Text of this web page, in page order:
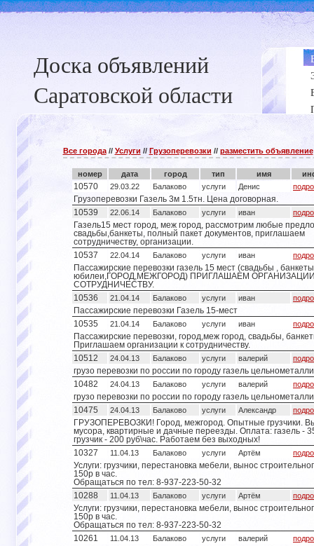
Доска объявлений
Саратовской области
Все города// Услуги // Грузоперевозки // разместить объявление
номер дата город тип имя
10570
29.03.22 Балаково услуги Денис
Грузоперевозки Газель 3м 1.5тн. Цена договорная.
10539
22.06.14 Балаково услуги иван
Газель15 мест город, меж город, рассмотрим любые
свадьбы,банкеты, полный пакет документов, приглашаем
сотрудничеству, организации.
10537
22.04.14 Балаково услуги иван
Пассажирские перевозки газель 15 мест (свадьбы ,
юбилеи,ГОРОД,МЕЖГОРОД) ПРИГЛАШАЕМ
СОТРУДНИЧЕСТВУ.
10536
21.04.14 Балаково услуги иван
Пассажирские перевозки Газель 15-мест
10535
21.04.14 Балаково услуги иван
Пассажирские перевозки, город,меж город, свадьбы,
Приглашаем организации к сотрудничеству.
10512
24.04.13 Балаково услуги валерий
грузо перевозки по россии по городу газель
10482
24.04.13 Балаково услуги валерий
грузо перевозки по россии по городу газель
10475
24.04.13 Балаково услуги Александр
ГРУЗОПЕРЕВОЗКИ! Город, межгород. Опытные грузчики.
мусора, квартирные и дачные переезды. Оплата: газель -
грузчик - 200 руб\час. Работаем без выходных!
10327
11.04.13 Балаково услуги Артём
Услуги: грузчики, перестановка мебели, вынос
150р в час.
Обращаться по тел: 8-937-223-50-32
10288
11.04.13 Балаково услуги Артём
Услуги: грузчики, перестановка мебели, вынос
150р в час.
Обращаться по тел: 8-937-223-50-32
10261
11.04.13 Балаково услуги валерий